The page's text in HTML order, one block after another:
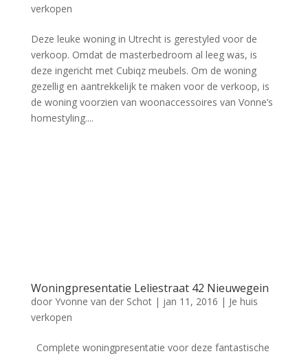
verkopen
Deze leuke woning in Utrecht is gerestyled voor de
verkoop. Omdat de masterbedroom al leeg was, is
deze ingericht met Cubiqz meubels. Om de woning
gezellig en aantrekkelijk te maken voor de verkoop, is
de woning voorzien van woonaccessoires van Vonne’s
homestyling....
Woningpresentatie Leliestraat 42 Nieuwegein
door Yvonne van der Schot| jan 11, 2016 | Je huis
verkopen
Complete woningpresentatie voor deze fantastische